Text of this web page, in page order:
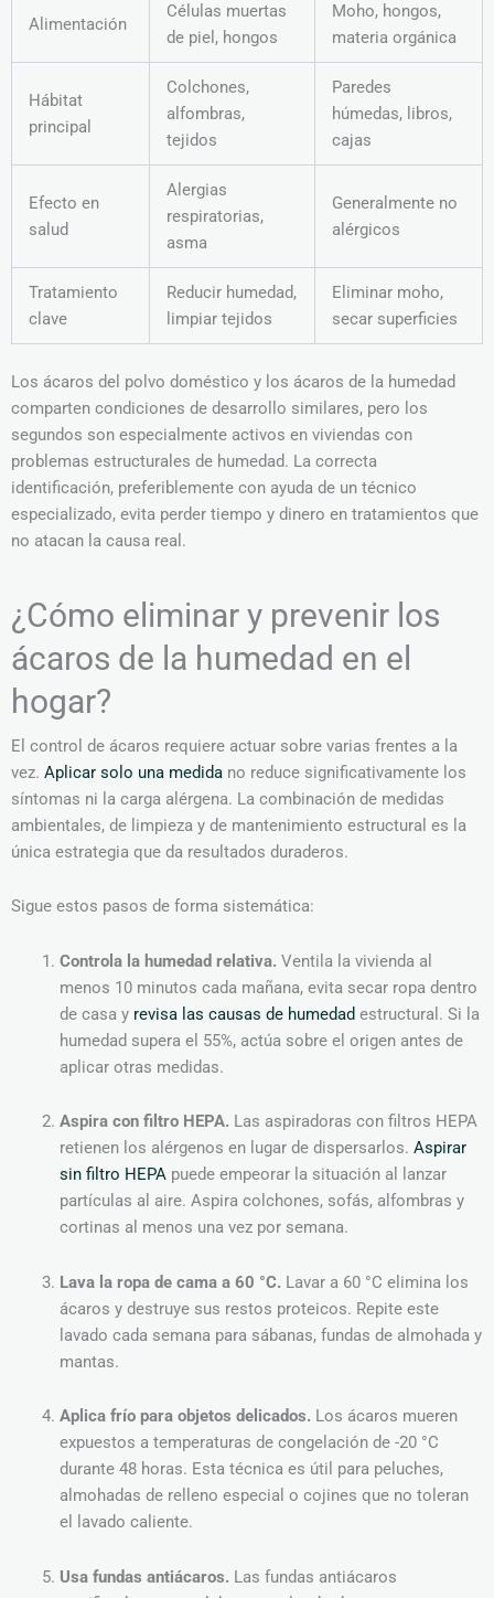
Alimentación
Células muertas
de piel, hongos
Moho, hongos,
materia orgánica
Hábitat
principal
Colchones,
alfombras,
tejidos
Paredes
húmedas, libros,
cajas
Efecto en
salud
Alergias
respiratorias,
asma
Generalmente no
alérgicos
Tratamiento
clave
Reducir humedad,
limpiar tejidos
Eliminar moho,
secar superficies
Los ácaros del polvo doméstico y los ácaros de la humedad
comparten condiciones de desarrollo similares, pero los
segundos son especialmente activos en viviendas con
problemas estructurales de humedad. La correcta
identificación, preferiblemente con ayuda de un técnico
especializado, evita perder tiempo y dinero en tratamientos que
no atacan la causa real.
¿Cómo eliminar y prevenir los
ácaros de la humedad en el
hogar?
El control de ácaros requiere actuar sobre varias frentes a la
vez. Aplicar solo una medida no reduce significativamente los
síntomas ni la carga alérgena. La combinación de medidas
ambientales, de limpieza y de mantenimiento estructural es la
única estrategia que da resultados duraderos.
Sigue estos pasos de forma sistemática:
Controla la humedad relativa. Ventila la vivienda al
menos 10 minutos cada mañana, evita secar ropa dentro
de casa y revisa las causas de humedad estructural. Si la
humedad supera el 55%, actúa sobre el origen antes de
aplicar otras medidas.
Aspira con filtro HEPA. Las aspiradoras con filtros HEPA
retienen los alérgenos en lugar de dispersarlos. Aspirar
sin filtro HEPApuede empeorar la situación al lanzar
partículas al aire. Aspira colchones, sofás, alfombras y
cortinas al menos una vez por semana.
Lava la ropa de cama a 60 °C. Lavar a 60 °C elimina los
ácaros y destruye sus restos proteicos. Repite este
lavado cada semana para sábanas, fundas de almohada y
mantas.
Aplica frío para objetos delicados. Los ácaros mueren
expuestos a temperaturas de congelación de -20 °C
durante 48 horas. Esta técnica es útil para peluches,
almohadas de relleno especial o cojines que no toleran
el lavado caliente.
Usa fundas antiácaros. Las fundas antiácaros